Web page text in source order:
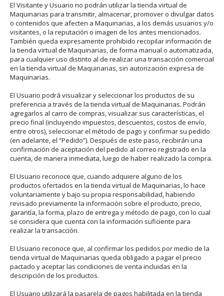
El Visitante y Usuario no podrán utilizar la tienda virtual de
Maquinarias para transmitir, almacenar, promover o divulgar datos
o contenidos que afecten a Maquinarias, a los demás usuarios y/o
visitantes, o la reputación o imagen de los antes mencionados.
También queda expresamente prohibido recopilar información de
la tienda virtual de Maquinarias, de forma manual o automatizada,
para cualquier uso distinto al de realizar una transacción comercial
en la tienda virtual de Maquinarias, sin autorización expresa de
Maquinarias.
El Usuario podrá visualizar y seleccionar los productos de su
preferencia a través de la tienda virtual de Maquinarias. Podrán
agregarlos al carro de compras, visualizar sus características, el
precio final (incluyendo impuestos, descuentos, costos de envío,
entre otros), seleccionar el método de pago y confirmar su pedido
(en adelante, el “Pedido”). Después de este paso, recibirán una
confirmación de aceptación del pedido al correo registrado en la
cuenta, de manera inmediata, luego de haber realizado la compra.
El Usuario reconoce que, cuando adquiere alguno de los
productos ofertados en la tienda virtual de Maquinarias, lo hace
voluntariamente y bajo su propia responsabilidad, habiendo
revisado previamente la información sobre el producto, precio,
garantía, la forma, plazo de entrega y método de pago, con lo cual
se considera que cuenta con la información suficiente para
realizar la transacción.
El Usuario reconoce que, al confirmar los pedidos por medio de la
tienda virtual de Maquinarias queda obligado a pagar el precio
pactado y aceptar las condiciones de venta incluidas en la
descripción de los productos.
El Usuario utilizará la pasarela de pagos habilitada en la tienda